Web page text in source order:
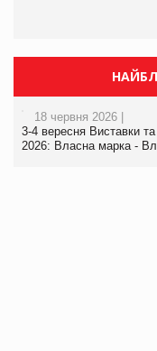
18 червня 2026 |
3-4 вересня Виставки
2026: Власна марка -